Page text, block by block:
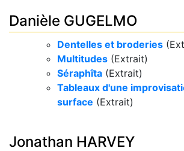
Danièle GUGELMO
Dentelles et broderies
Multitudes (Extrait)
Séraphîta (Extrait)
Tableaux d'une
surface (Extrait)
Jonathan HARVEY